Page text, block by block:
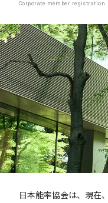
Corporate member registration
日本能率協会は、現在